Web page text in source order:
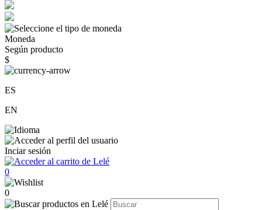
Moneda
Según producto
$
ES
EN
Inciar sesión
0
0